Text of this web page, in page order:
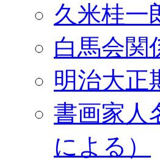
久米桂一
白馬会関
明治大正
書画家人
による）